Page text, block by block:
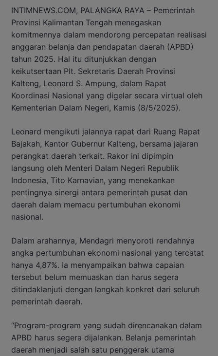
INTIMNEWS.COM, PALANGKA RAYA – Pemerintah
Provinsi Kalimantan Tengah menegaskan
komitmennya dalam mendorong percepatan realisasi
anggaran belanja dan pendapatan daerah (APBD)
tahun 2025. Hal itu ditunjukkan dengan
keikutsertaan Plt. Sekretaris Daerah Provinsi
Kalteng, Leonard S. Ampung, dalam Rapat
Koordinasi Nasional yang digelar secara virtual oleh
Kementerian Dalam Negeri, Kamis (8/5/2025).
Leonard mengikuti jalannya rapat dari Ruang Rapat
Bajakah, Kantor Gubernur Kalteng, bersama jajaran
perangkat daerah terkait. Rakor ini dipimpin
langsung oleh Menteri Dalam Negeri Republik
Indonesia, Tito Karnavian, yang menekankan
pentingnya sinergi antara pemerintah pusat dan
daerah dalam memacu pertumbuhan ekonomi
nasional.
Dalam arahannya, Mendagri menyoroti rendahnya
angka pertumbuhan ekonomi nasional yang tercatat
hanya 4,87%. Ia menyampaikan bahwa capaian
tersebut belum memuaskan dan harus segera
ditindaklanjuti dengan langkah konkret dari seluruh
pemerintah daerah.
“Program-program yang sudah direncanakan dalam
APBD harus segera dijalankan. Belanja pemerintah
daerah menjadi salah satu penggerak utama